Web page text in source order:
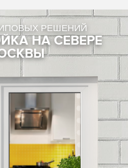
Top N+
сохраняя тепло дома.
окна с технологией Top
на отопление.
СВЕРНУТЬ
РЕШЕНИЙ
НА СЕВЕРЕ